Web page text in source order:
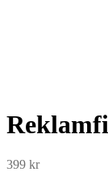
399 kr